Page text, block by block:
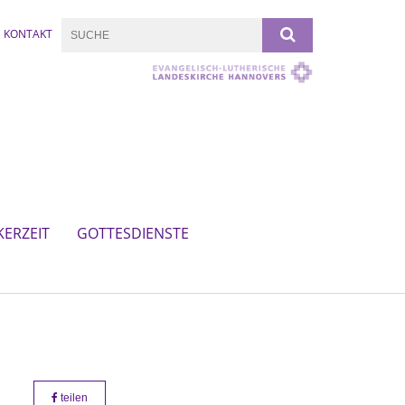
KONTAKT
GOTTESDIENSTE
teilen